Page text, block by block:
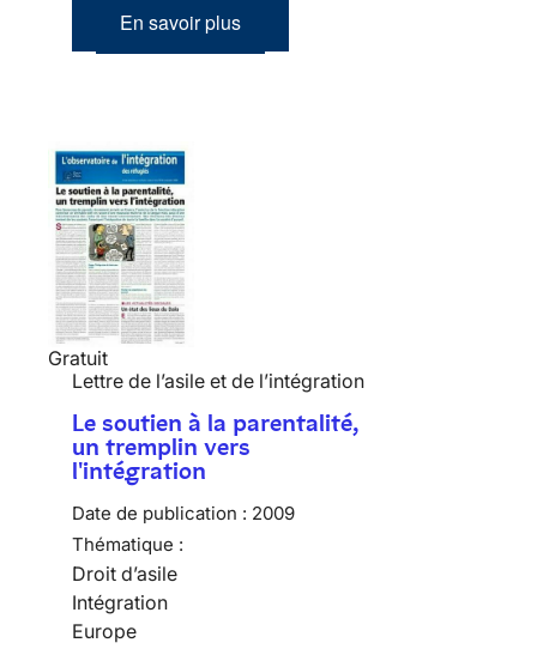
En savoir plus
Gratuit
Lettre de l’asile et de l’intégration
Le soutien à la parentalité,
un tremplin vers
l'intégration
Date de publication : 2009
Thématique :
Droit d’asile
Intégration
Europe